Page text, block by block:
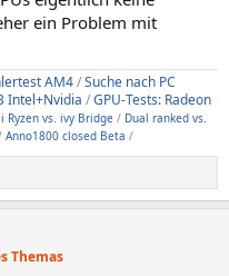
ein Problem mit
AM4/Suche nach PC
Intel+Nvidia /GPU-Tests: Radeon
Ryzen vs. ivy Bridge / Dual ranked vs.
Anno1800 closed Beta /
Themas